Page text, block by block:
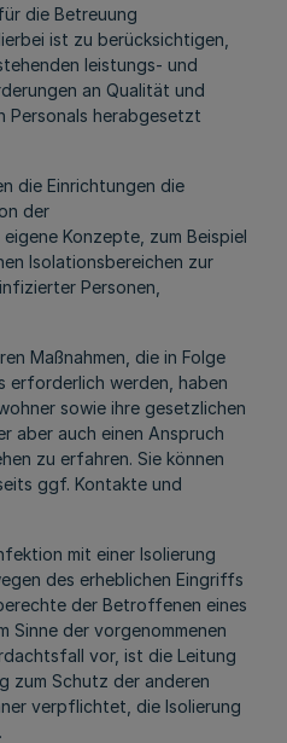
die Betreuung
ist zu berücksichtigen,
leistungs- und
an Qualität und
Personals herabgesetzt
die Einrichtungen die
der
Konzepte, zum Beispiel
Isolationsbereichen zur
Personen,
Maßnahmen, die in Folge
erforderlich werden, haben
sowie ihre gesetzlichen
aber auch einen Anspruch
zu erfahren. Sie können
ggf. Kontakte und
mit einer Isolierung
des erheblichen Eingriffs
der Betroffenen eines
Sinne der vorgenommenen
vor, ist die Leitung
zum Schutz der anderen
verpflichtet, die Isolierung